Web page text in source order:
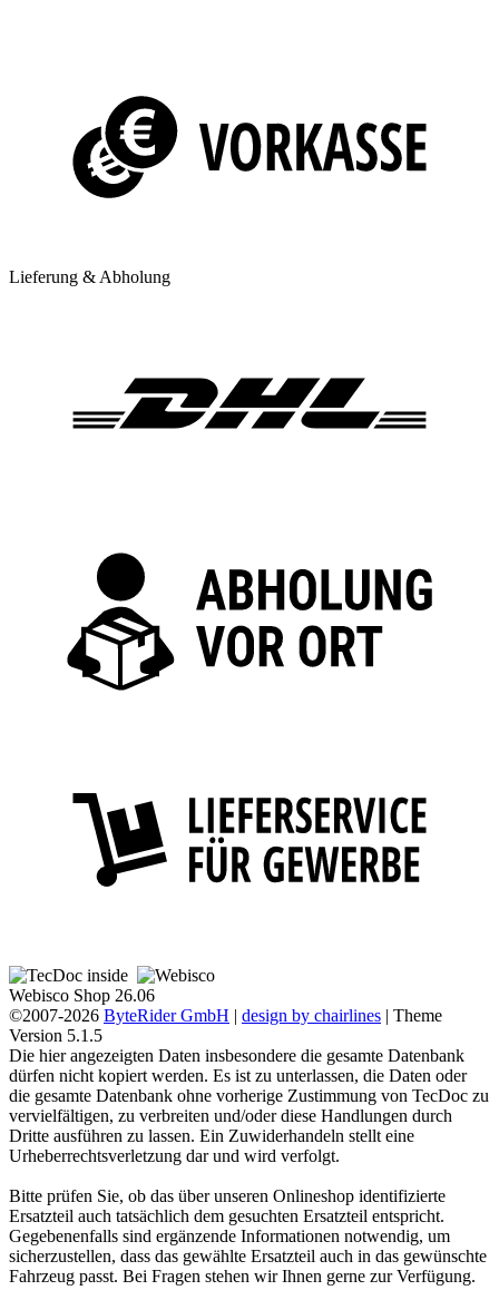
Lieferung & Abholung
Webisco Shop 26.06
©2007-2026 ByteRider GmbH | design by chairlines | Theme
Version 5.1.5
Die hier angezeigten Daten insbesondere die gesamte Datenbank
dürfen nicht kopiert werden. Es ist zu unterlassen, die Daten oder
die gesamte Datenbank ohne vorherige Zustimmung von TecDoc zu
vervielfältigen, zu verbreiten und/oder diese Handlungen durch
Dritte ausführen zu lassen. Ein Zuwiderhandeln stellt eine
Urheberrechtsverletzung dar und wird verfolgt.
Bitte prüfen Sie, ob das über unseren Onlineshop identifizierte
Ersatzteil auch tatsächlich dem gesuchten Ersatzteil entspricht.
Gegebenenfalls sind ergänzende Informationen notwendig, um
sicherzustellen, dass das gewählte Ersatzteil auch in das gewünschte
Fahrzeug passt. Bei Fragen stehen wir Ihnen gerne zur Verfügung.